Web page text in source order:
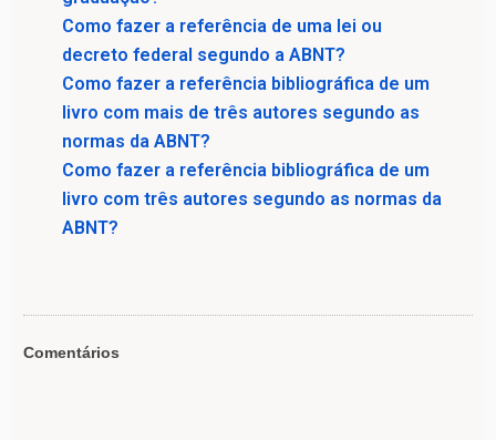
Como fazer a referência de uma lei ou
decreto federal segundo a ABNT?
Como fazer a referência bibliográfica de um
livro com mais de três autores segundo as
normas da ABNT?
Como fazer a referência bibliográfica de um
livro com três autores segundo as normas da
ABNT?
Comentários